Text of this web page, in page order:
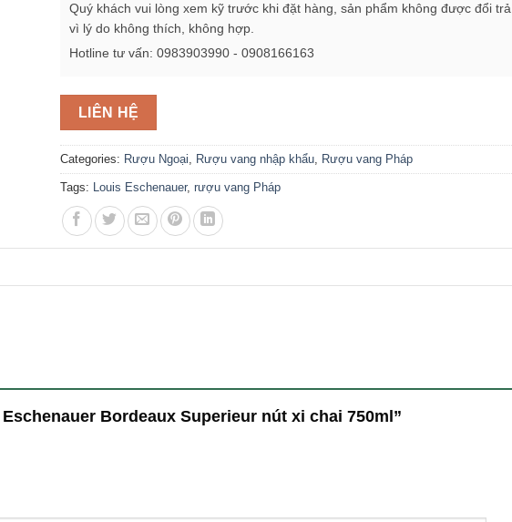
Quý khách vui lòng xem kỹ trước khi đặt hàng, sản phẩm không được đổi trả
vì lý do không thích, không hợp.
Hotline tư vấn: 0983903990 - 0908166163
LIÊN HỆ
Categories: Rượu Ngoại Rượu vang nhập khẩu Rượu vang Pháp
Tags: Louis Eschenauer, rượu vang Pháp
Bordeaux Superieur nút xi chai 750ml”